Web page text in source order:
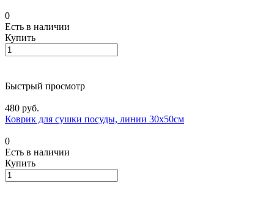
0
Есть в наличии
Купить
Быстрый просмотр
480 руб.
Коврик для сушки посуды, линии 30х50см
0
Есть в наличии
Купить